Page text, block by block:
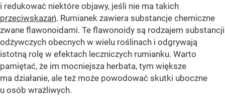
i redukować niektóre objawy, jeśli nie ma takich
przeciwskazań. Rumianek zawiera substancje chemiczne
zwane flawonoidami. Te flawonoidy są rodzajem substancji
odżywczych obecnych w wielu roślinach i odgrywają
istotną rolę w efektach leczniczych rumianku. Warto
pamiętać, że im mocniejsza herbata, tym większe
ma działanie, ale też może powodować skutki uboczne
u osób wrażliwych.